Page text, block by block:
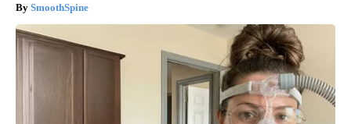
SmoothSpine